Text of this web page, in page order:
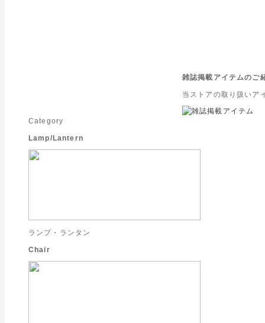
雑誌掲載アイテムのご
当ストアの取り扱いア
Category
Lamp/Lantern
ランプ・ランタン
Chair